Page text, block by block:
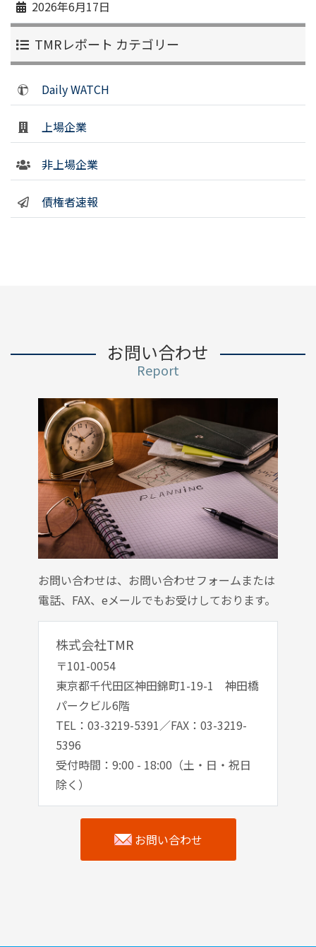
2026年6月17日
TMRレポート カテゴリー
Daily WATCH
上場企業
非上場企業
債権者速報
お問い合わせ
Report
お問い合わせは、お問い合わせフォームまたは
電話、FAX、eメールでもお受けしております。
株式会社TMR
〒101-0054
東京都千代田区神田錦町1-19-1 神田橋
パークビル6階
TEL：03-3219-5391／FAX：03-3219-
5396
受付時間：9:00 - 18:00（土・日・祝日
除く）
お問い合わせ